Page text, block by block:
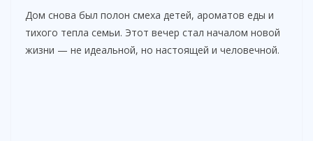
Дом снова был полон смеха детей, ароматов еды и
тихого тепла семьи. Этот вечер стал началом новой
жизни — не идеальной, но настоящей и человечной.